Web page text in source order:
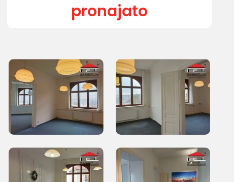
pronajato